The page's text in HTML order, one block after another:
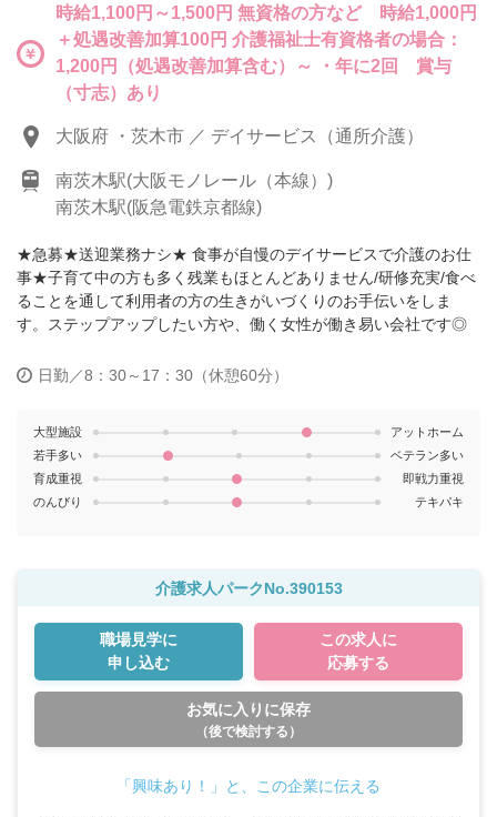
時給1,100円～1,500円 無資格の方など 時給1,000円
＋処遇改善加算100円 介護福祉士有資格者の場合：
1,200円（処遇改善加算含む）～ ・年に2回 賞与
（寸志）あり
大阪府 ・茨木市 ／ デイサービス（通所介護）
南茨木駅(大阪モノレール（本線）)
南茨木駅(阪急電鉄京都線)
★急募★送迎業務ナシ★ 食事が自慢のデイサービスで介護のお仕
事★子育て中の方も多く残業もほとんどありません/研修充実/食べ
ることを通して利用者の方の生きがいづくりのお手伝いをしま
す。ステップアップしたい方や、働く女性が働き易い会社です◎
日勤／8：30～17：30（休憩60分）
大型施設
アットホーム
若手多い
ベテラン多い
育成重視
即戦力重視
のんびり
テキパキ
介護求人パークNo.390153
職場見学に
申し込む
この求人に
応募する
お気に入りに保存
（後で検討する）
「興味あり！」と、この企業に伝える